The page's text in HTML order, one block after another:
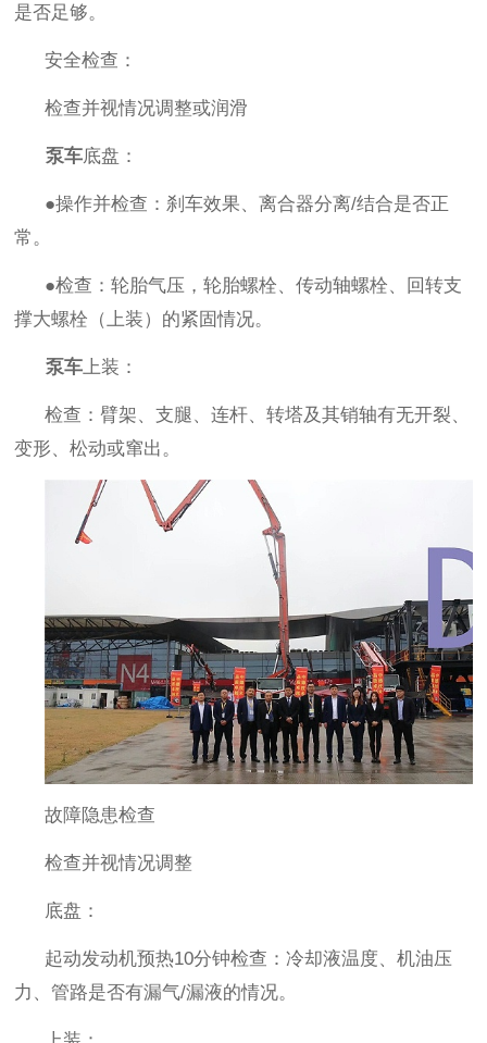
是否足够。
安全检查：
检查并视情况调整或润滑
泵车底盘：
●操作并检查：刹车效果、离合器分离/结合是否正
常。
●检查：轮胎气压，轮胎螺栓、传动轴螺栓、回转支
撑大螺栓（上装）的紧固情况。
泵车上装：
检查：臂架、支腿、连杆、转塔及其销轴有无开裂、
变形、松动或窜出。
故障隐患检查
检查并视情况调整
底盘：
起动发动机预热10分钟检查：冷却液温度、机油压
力、管路是否有漏气/漏液的情况。